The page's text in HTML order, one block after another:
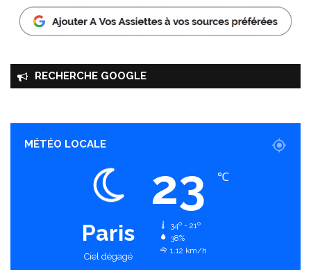
RECHERCHE GOOGLE
MÉTÉO LOCALE
Paris
Ciel dégagé
23 ℃
34º - 21º
38%
1.12 km/h